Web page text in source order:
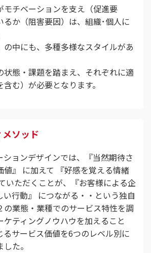
モチベーションを支え（促進要
るか（阻害要因）は、組織･個人に
の中にも、多種多様なスタイルがあ
状態・課題を踏まえ、それぞれに適
む）が必要となります。
ソッド
ョンデザインでは、『当然期待さ
値』 に加えて 『好感を覚える情緒
いただくことが、『お客様による企
い行動』 につながる・・という独自
の業態・業種でのサービス特性を調
ティングノウハウを加えること
るサービス価値を6つのレベル別に
た。